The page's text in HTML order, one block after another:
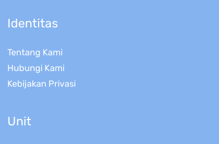
Identitas
Tentang Kami
Hubungi Kami
Kebijakan Privasi
Unit